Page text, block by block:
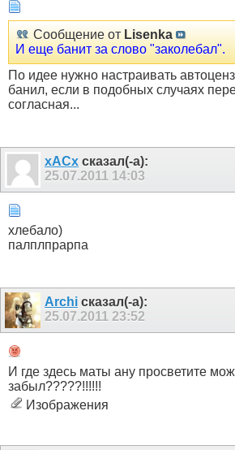
Сообщение от Lisenka
И еще банит за слово "заколебал".
По идее нужно настраивать
банил, если в подобных случаях
согласная...
xACx сказал(-а):
25.07.2011 14:03
хлебало)
палплпрарпа
Archi сказал(-а):
25.07.2011 23:52
И где здесь маты ану просветите
забыл?????!!!!!!
Изображения